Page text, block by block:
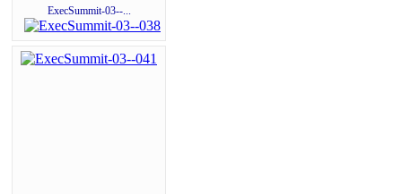
ExecSummit-03--...